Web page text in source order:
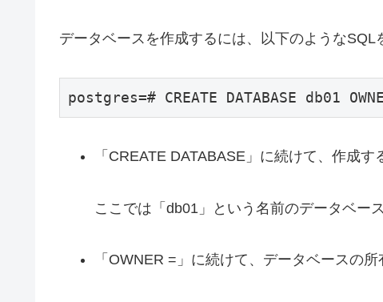
データベースを作成するには、以下のようなSQL
postgres=# CREATE DATABASE db01
「CREATE DATABASE」に続けて、作成
ここでは「db01」という名前のデータベー
「OWNER =」に続けて、データベースの所